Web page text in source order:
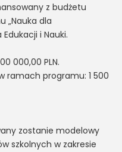
z budżetu
„Nauka dla
i Nauki.
000,00 PLN.
ramach programu: 1 500
zostanie modelowy
szkolnych w zakresie